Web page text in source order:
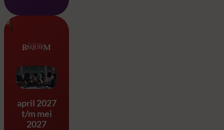
Requiem & Eine Kleine
april 2027
t/m mei
2027